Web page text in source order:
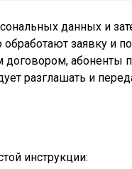
данных и
заявку и
абоненты
разглашать и
инструкции: